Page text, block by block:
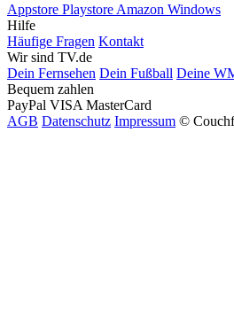
Appstore Playstore Amazon Windows
Hilfe
Häufige Fragen Kontakt
Wir sind TV.de
Dein Fernsehen Dein Fußball Deine
Bequem zahlen
PayPal VISA MasterCard
AGB Datenschutz Impressum ©